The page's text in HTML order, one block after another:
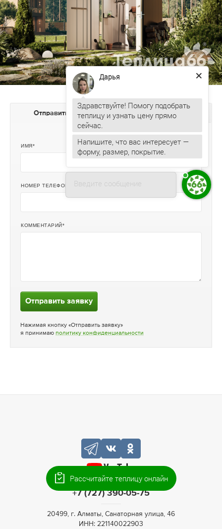
Отправить заявку Задать вопрос
ИМЯ
НОМЕР ТЕЛЕФОНА ИЛИ ЭЛ. ПОЧТА
КОММЕНТАРИЙ
Отправить заявку
Нажимая кнопку «Отправить заявку»
я принимаю политику конфиденциальности
+7 (727) 390-05-75
20499, г. Алматы, Санаторная улица, 46
ИНН: 221140022903
Рассчитайте теплицу онлайн
Введите сообщение
Дарья
Здравствуйте! Помогу подобрать
теплицу и узнать цену прямо
Напишите, что вас интересует —
форму, размер, покрытие.